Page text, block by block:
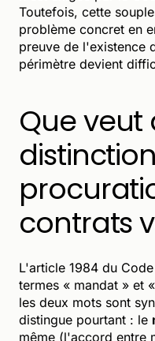
Toutefois, cette
problème concret en
preuve de l'existence
périmètre devient
Que
contrats
L'article 1984 du
termes « mandat » et
les deux mots sont
distingue pourtant : le
même (l'accord entre